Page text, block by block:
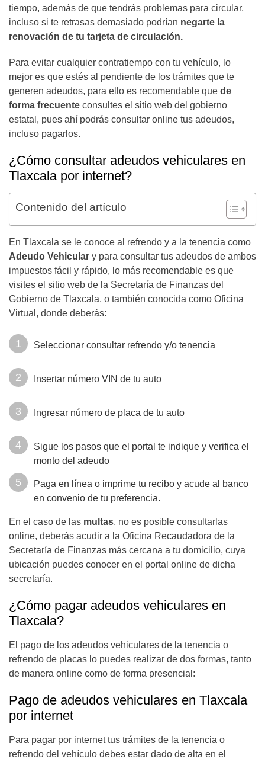
tiempo, además de que tendrás problemas para circular,
incluso si te retrasas demasiado podrían negarte la
renovación de tu tarjeta de circulación.
Para evitar cualquier contratiempo con tu vehículo, lo
mejor es que estés al pendiente de los trámites que te
generen adeudos, para ello es recomendable que de
forma frecuente consultes el sitio web del gobierno
estatal, pues ahí podrás consultar online tus adeudos,
incluso pagarlos.
¿Cómo consultar adeudos vehiculares en
Tlaxcala por internet?
Contenido del artículo
En Tlaxcala se le conoce al refrendo y a la tenencia como
Adeudo Vehicular y para consultar tus adeudos de ambos
impuestos fácil y rápido, lo más recomendable es que
visites el sitio web de la Secretaría de Finanzas del
Gobierno de Tlaxcala, o también conocida como Oficina
Virtual, donde deberás:
Seleccionar consultar refrendo y/o tenencia
Insertar número VIN de tu auto
Ingresar número de placa de tu auto
Sigue los pasos que el portal te indique y verifica el
monto del adeudo
Paga en línea o imprime tu recibo y acude al banco
en convenio de tu preferencia.
En el caso de las multas, no es posible consultarlas
online, deberás acudir a la Oficina Recaudadora de la
Secretaría de Finanzas más cercana a tu domicilio, cuya
ubicación puedes conocer en el portal online de dicha
secretaría.
¿Cómo pagar adeudos vehiculares en
Tlaxcala?
El pago de los adeudos vehiculares de la tenencia o
refrendo de placas lo puedes realizar de dos formas, tanto
de manera online como de forma presencial:
Pago de adeudos vehiculares en Tlaxcala
por internet
Para pagar por internet tus trámites de la tenencia o
refrendo del vehículo debes estar dado de alta en el